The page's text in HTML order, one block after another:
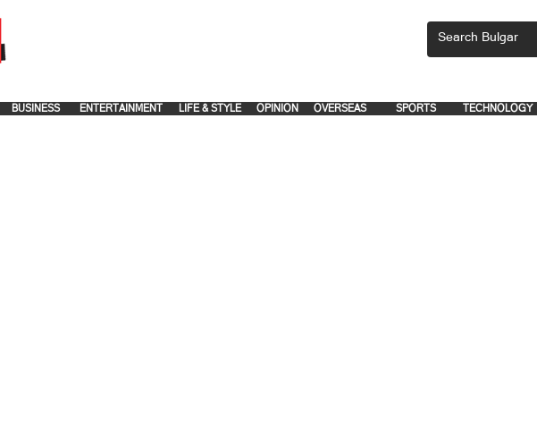
TECHNOLOGY
SPORTS
OVERSEAS
OPINION
LIFE & STYLE
ENTERTAINMENT
BUSINESS . .